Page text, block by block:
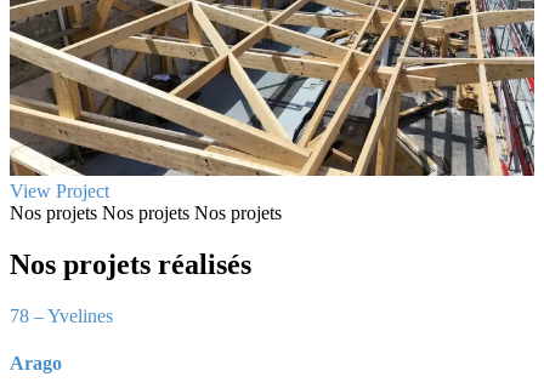
View Project
Nos projets Nos projets Nos projets
Nos projets réalisés
78 – Yvelines
Arago